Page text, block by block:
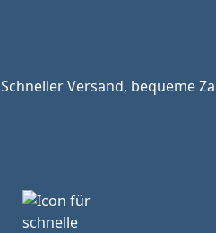
Schneller Versand, bequeme